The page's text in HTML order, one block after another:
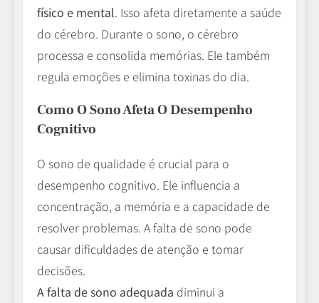
físico e mental. Isso afeta diretamente a saúde
do cérebro. Durante o sono, o cérebro
processa e consolida memórias. Ele também
regula emoções e elimina toxinas do dia.
Como O Sono Afeta O Desempenho
Cognitivo
O sono de qualidade é crucial para o
desempenho cognitivo. Ele influencia a
concentração, a memória e a capacidade de
resolver problemas. A falta de sono pode
causar dificuldades de atenção e tomar
decisões.
A falta de sono adequada diminui a